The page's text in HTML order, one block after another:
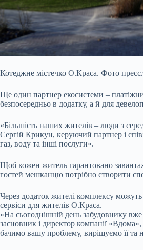
Котеджне містечко О.Краса. Фото
Ще один партнер екосистеми –
безпосередньо в додатку, а й для
«Більшість наших жителів – люди з
Сергій Крикун, керуючий партнер і
газ, воду та інші послуги».
Щоб кожен житель гарантовано
гостей мешканцю потрібно створити
Через додаток жителі комплексу
сервіси для жителів О.Краса.
«На сьогоднішній день забудовнику вже
засновник і директор компанії
бачимо вашу проблему, вирішуємо її та